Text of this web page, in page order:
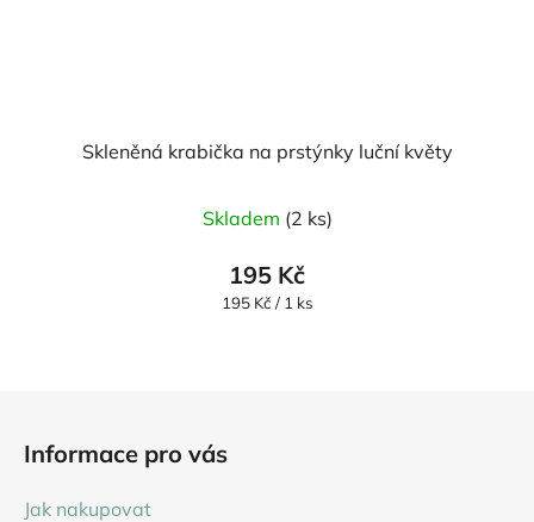
Skleněná krabička na prstýnky luční květy
Skladem (2 ks)
195 Kč
Měrná
195 Kč / 1 ks
Informace pro vás
Jak nakupovat